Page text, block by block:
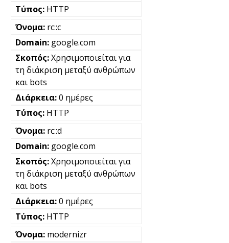
HTTP
rc::c
google.com
Χρησιμοποιείται για
τη διάκριση μεταξύ ανθρώπων
και bots
0 ημέρες
HTTP
rc::d
google.com
Χρησιμοποιείται για
τη διάκριση μεταξύ ανθρώπων
και bots
0 ημέρες
HTTP
modernizr